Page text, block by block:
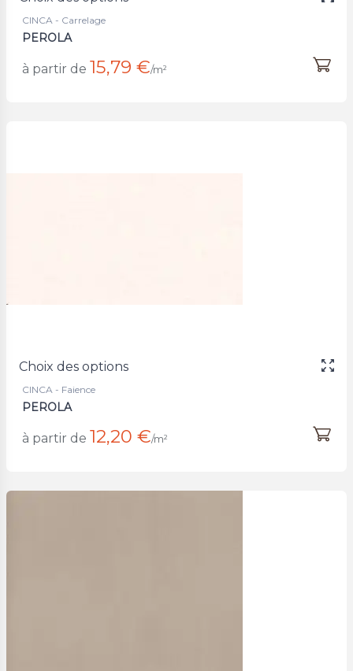
CINCA - Carrelage
PEROLA
à partir de 15,79 €/m²
Choix des options
CINCA - Faience
PEROLA
à partir de 12,20 €/m²